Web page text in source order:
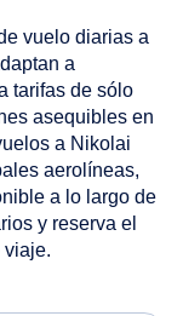
vuelo diarias a
a
tarifas de sólo
asequibles en
a Nikolai
aerolíneas,
a lo largo de
y reserva el
viaje.